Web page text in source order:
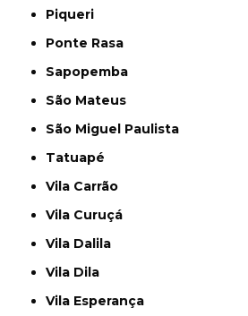
Piqueri
Ponte Rasa
Sapopemba
São Mateus
São Miguel Paulista
Tatuapé
Vila Carrão
Vila Curuçá
Vila Dalila
Vila Dila
Vila Esperança